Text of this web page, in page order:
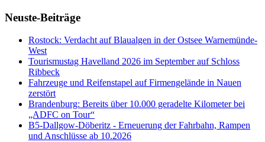
Neuste-Beiträge
Rostock: Verdacht auf Blaualgen in der Ostsee Warnemünde-
West
Tourismustag Havelland 2026 im September auf Schloss
Ribbeck
Fahrzeuge und Reifenstapel auf Firmengelände in Nauen
zerstört
Brandenburg: Bereits über 10.000 geradelte Kilometer bei
„ADFC on Tour“
B5-Dallgow-Döberitz - Erneuerung der Fahrbahn, Rampen
und Anschlüsse ab 10.2026